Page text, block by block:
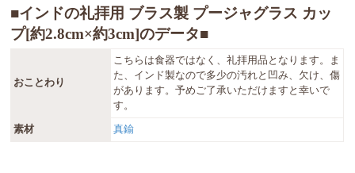
■インドの礼拝用 ブラス製 プージャグラス カッ
プ[約2.8cm×約3cm]のデータ■
おことわり
こちらは食器ではなく、礼拝用品となります。ま
た、インド製なので多少の汚れと凹み、欠け、傷
があります。予めご了承いただけますと幸いで
す。
素材 真鍮